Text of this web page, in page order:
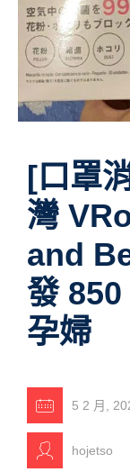
[口罩
灣
and
發
孕婦
5 2 月,
hojetso